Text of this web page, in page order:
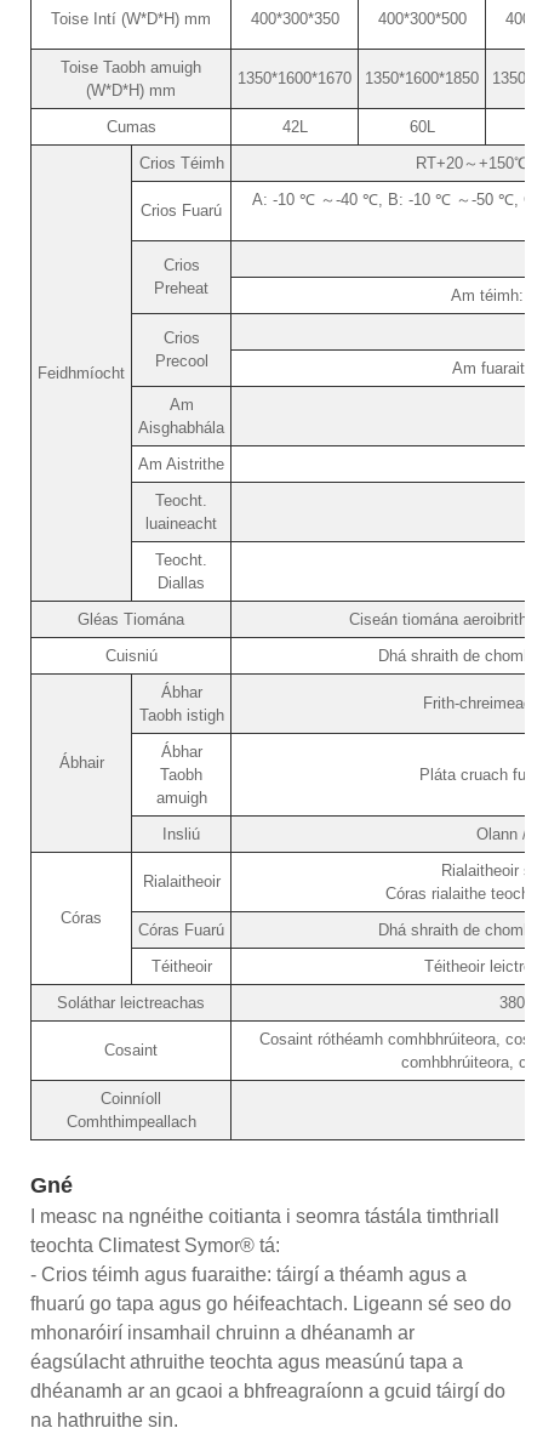
Toise Intí (W*D*H) mm 400*300*350 400*300*500
Toise Taobh amuigh
(W*D*H) mm
1350*1600*1670 1350*1600*1850
Cumas 42L 60L
Feidhmíocht
Crios Téimh RT+20～+150℃
Crios Fuarú
A: -10 ℃ ～-40 ℃, B: -10 ℃ ～-50 ℃,
Crios
Preheat
Am téimh:
Crios
Precool
Am
Am
Aisghabhála
Am Aistrithe
Teocht.
luaineacht
Teocht.
Diallas
Gléas Tiomána
Ciseán tiomána
Cuisniú
Dhá shraith de
Ábhair
Ábhar
Taobh istigh
Frith-
Ábhar
Taobh
amuigh
Pláta cruach
Insliú Olann /
Córas
Rialaitheoir
Rialaitheoir
Córas rialaithe
Córas Fuarú
Dhá shraith de
Téitheoir
Téitheoir
Soláthar leictreachas
Cosaint
Cosaint róthéamh comhbhrúiteora,
comhbhrúiteora,
Coinníoll
Comhthimpeallach
Gné
I measc na ngnéithe coitianta i seomra tástála timthriall
teochta Climatest Symor® tá:
- Crios téimh agus fuaraithe: táirgí a théamh agus a
fhuarú go tapa agus go héifeachtach. Ligeann sé seo do
mhonaróirí insamhail chruinn a dhéanamh ar
éagsúlacht athruithe teochta agus measúnú tapa a
dhéanamh ar an gcaoi a bhfreagraíonn a gcuid táirgí do
na hathruithe sin.